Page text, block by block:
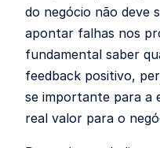
do negócio não deve
apontar falhas nos
fundamental saber
feedback positivo,
se importante para a
real valor para o